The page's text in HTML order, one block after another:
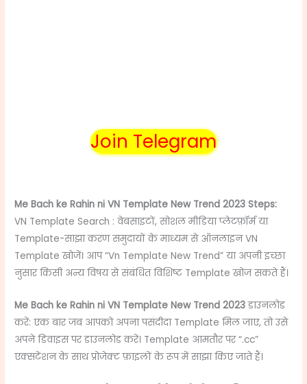
Join Telegram
Me Bach ke Rahin ni VN Template New Trend 2023 Steps:
VN Template Search : वेबसाइटों, सोशल मीडिया प्लेटफ़ॉर्म या
Template-साझा करण समुदायों के माध्यम से ऑनलाइन VN
Template खोजें। आप “Vn Template New Trend” या अपनी इच्छा
नुसार किसी अन्य विषय से संबंधित विशिष्ट Template खोज सकते हैं।
Me Bach ke Rahin ni VN Template New Trend 2023डाउनलोड
करें: एक बार जब आपको अपना पसंदीदा Template मिल जाए, तो उसे
अपने डिवाइस पर डाउनलोड करें। Template आमतौर पर “.cc”
एक्सटेंशन के साथ प्रोजेक्ट फ़ाइलों के रूप में साझा किए जाते हैं।